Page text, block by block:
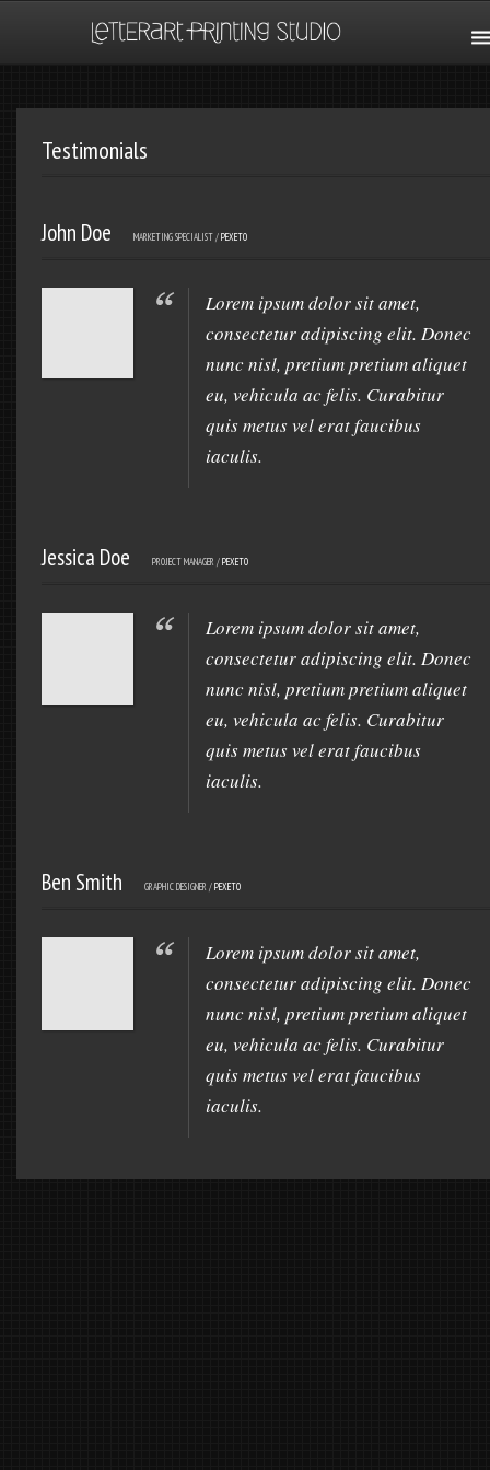
Testimonials
John Doe MARKETING SPECIALIST / PEXETO
Lorem ipsum dolor sit amet,
consectetur adipiscing elit. Donec
nunc nisl, pretium pretium aliquet
eu, vehicula ac felis. Curabitur
quis metus vel erat faucibus
iaculis.
Jessica Doe PROJECT MANAGER / PEXETO
Lorem ipsum dolor sit amet,
consectetur adipiscing elit. Donec
nunc nisl, pretium pretium aliquet
eu, vehicula ac felis. Curabitur
quis metus vel erat faucibus
iaculis.
Ben Smith GRAPHIC DESIGNER / PEXETO
Lorem ipsum dolor sit amet,
consectetur adipiscing elit. Donec
nunc nisl, pretium pretium aliquet
eu, vehicula ac felis. Curabitur
quis metus vel erat faucibus
iaculis.